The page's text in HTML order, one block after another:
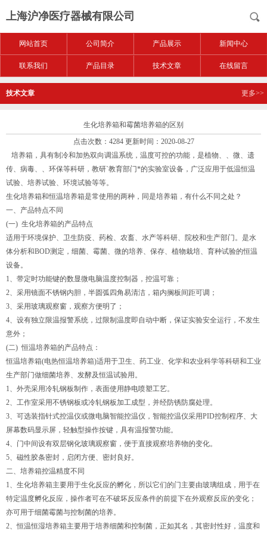
上海沪净医疗器械有限公司
网站首页 公司简介 产品展示 新闻中心
联系我们 产品目录 技术文章 在线留言
技术文章 更多>>
生化培养箱和霉菌培养箱的区别
点击次数：4284 更新时间：2020-08-27
培养箱，具有制冷和加热双向调温系统，温度可控的功能，是植物、、微、遗
传、病毒、、环保等科研，教研`教育部门*的实验室设备，广泛应用于低温恒温
试验、培养试验、环境试验等等。
生化培养箱和恒温培养箱是常使用的两种，同是培养箱，有什么不同之处？
一、产品特点不同
(一) 生化培养箱的产品特点
适用于环境保护、卫生防疫、药检、农畜、水产等科研、院校和生产部门。是水
体分析和BOD测定，细菌、霉菌、微的培养、保存、植物栽培、育种试验的恒温
设备。
1、带定时功能键的数显微电脑温度控制器，控温可靠；
2、采用镜面不锈钢内胆，半圆弧四角易清洁，箱内搁板间距可调；
3、采用玻璃观察窗，观察方便明了；
4、设有独立限温报警系统，过限制温度即自动中断，保证实验安全运行，不发生
意外；
(二) 恒温培养箱的产品特点：
恒温培养箱(电热恒温培养箱)适用于卫生、药工业、化学和农业科学等科研和工业
生产部门做细菌培养、发酵及恒温试验用。
1、外壳采用冷轧钢板制作，表面使用静电喷塑工艺。
2、工作室采用不锈钢板或冷轧钢板加工成型，并经防锈防腐处理。
3、可选装指针式控温仪或微电脑智能控温仪，智能控温仪采用PID控制程序、大
屏幕数码显示屏，轻触型操作按键，具有温报警功能。
4、门中间设有双层钢化玻璃观察窗，便于直接观察培养物的变化。
5、磁性胶条密封，启闭方便、密封良好。
二、培养箱控温精度不同
1、生化培养箱主要用于生化反应的孵化，所以它们的门主要由玻璃组成，用于在
特定温度孵化反应，操作者可在不破坏反应条件的前提下在外观察反应的变化；
亦可用于细菌霉菌与控制菌的培养。
2、恒温恒湿培养箱主要用于培养细菌和控制菌，正如其名，其密封性好，温度和